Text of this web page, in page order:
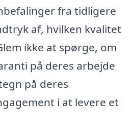
fra tidligere
af, hvilken kvalitet
ikke at spørge, om
på deres arbejde
på deres
i at levere et